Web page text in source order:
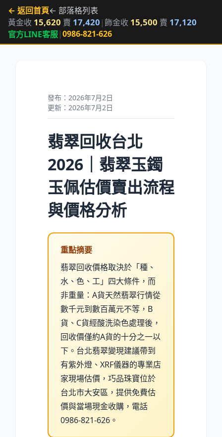
← 返回首頁← 部落格列表
黃金收 15,620 賣 17,420 |飾金收 15,500 賣 17,120
官方LINE客服|0986-821-626
發布：2026年7月2日
更新：2026年7月2日
翡翠回收台北
2026｜翡翠玉鐲
玉佩估價賣出流程
與價格分析
重點摘要
翡翠回收價格取決於「種、
水、色、工」四大條件，而
非重量：A貨天然翡翠行情從
數千元到數百萬元不等，B
貨、C貨經酸洗染色處理後，
回收價僅約A貨的十分之一以
下。台北翡翠變現建議帶到
有紫外燈、XRF儀器的專業店
家現場估價，巧品珠寶位於
台北市大安區，提供免費估
價與當場現金收購，電話
0986-821-626。